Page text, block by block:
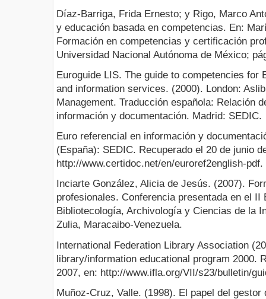
Díaz-Barriga, Frida Ernesto; y Rigo, Marco
y educación basada en competencias. En:
Formación en competencias y certificación
Universidad Nacional Autónoma de México;
Euroguide LIS. The guide to competencies for
and information services. (2000). London:
Management. Traducción española: Relación
información y documentación. Madrid: SEDIC.
Euro referencial en información y
(España): SEDIC. Recuperado el 20 de junio
http://www.certidoc.net/en/euroref2english-pdf.
Inciarte González, Alicia de Jesús. (2007).
profesionales. Conferencia presentada en el II
Bibliotecología, Archivología y Ciencias de la
Zulia, Maracaibo-Venezuela.
International Federation Library Association
library/information educational program 2000.
2007, en: http://www.ifla.org/VII/s23/bulletin/
Muñoz-Cruz, Valle. (1998). El papel del